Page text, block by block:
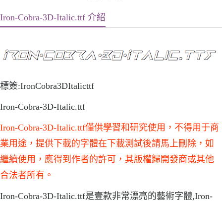
Iron-Cobra-3D-Italic.ttf 介紹
標簽:IronCobra3DItalicttf
Iron-Cobra-3D-Italic.ttf
Iron-Cobra-3D-Italic.ttf僅供學習和研究使用，不得用于商
業用途，提供下載的字體在下載測試後請馬上刪除，如
繼續使用，應得到作者的許可，其版權歸開發商或其他
合法者所有。
Iron-Cobra-3D-Italic.ttf是壹款非常漂亮的藝術字體,Iron-